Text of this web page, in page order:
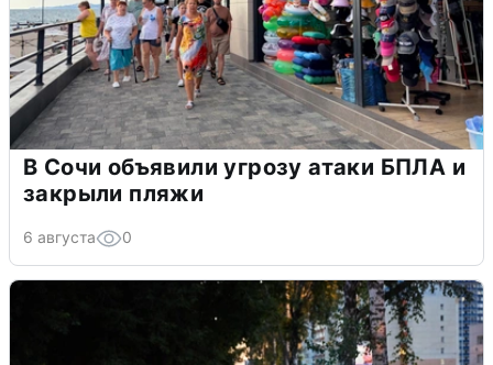
В Сочи объявили угрозу атаки БПЛА и
закрыли пляжи
6 августа 0